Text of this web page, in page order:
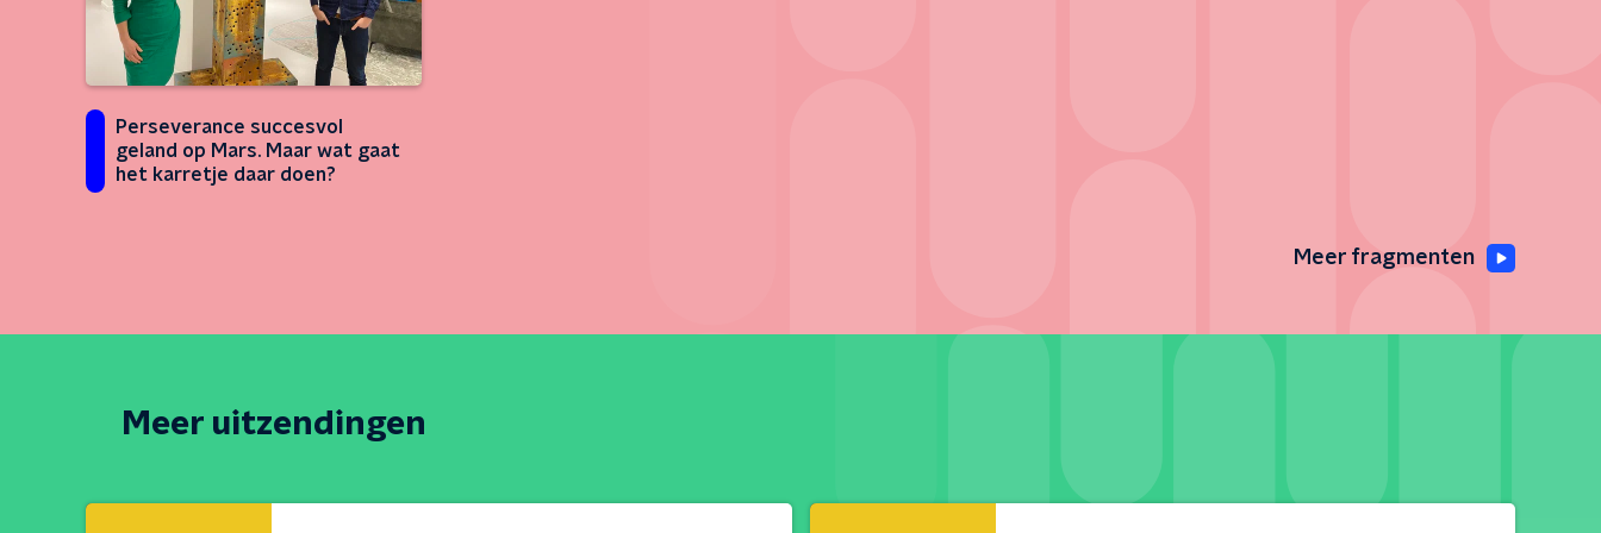
Perseverance succesvol
geland op Mars. Maar wat gaat
het karretje daar doen?
Meer fragmenten
Meer uitzendingen